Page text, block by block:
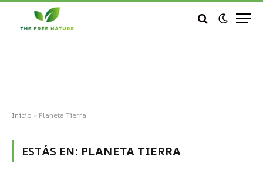
Inicio » Planeta Tierra
ESTÁS EN: PLANETA TIERRA